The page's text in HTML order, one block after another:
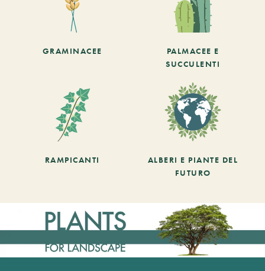
GRAMINACEE
PALMACEE E
SUCCULENTI
RAMPICANTI
ALBERI E PIANTE DEL
FUTURO